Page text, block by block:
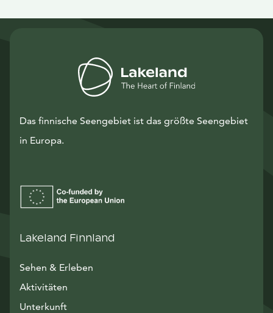
Das finnische Seengebiet ist das größte Seengebiet
in Europa.
Lakeland Finnland
Sehen & Erleben
Aktivitäten
Unterkunft